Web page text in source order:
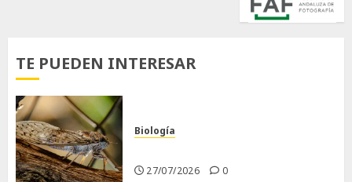
TE PUEDEN INTERESAR
Biología
27/07/2026 0